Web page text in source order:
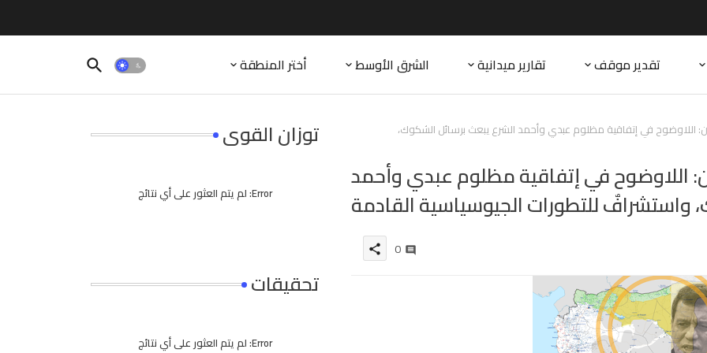
تقدير موقف تقارير ميدانية الشرق الأوسط أختر المنطقة
اللاوضوح في إتفاقية مظلوم عبدي وأحمد الشرع يبعث برسائل الشكوك،
اللاوضوح في إتفاقية مظلوم عبدي وأحمد
واستشرافٌ للتطورات الجيوسياسية القادمة
0
share
توزان القوى
Error: لم يتم العثور على أي نتائج
تحقيقات
Error: لم يتم العثور على أي نتائج